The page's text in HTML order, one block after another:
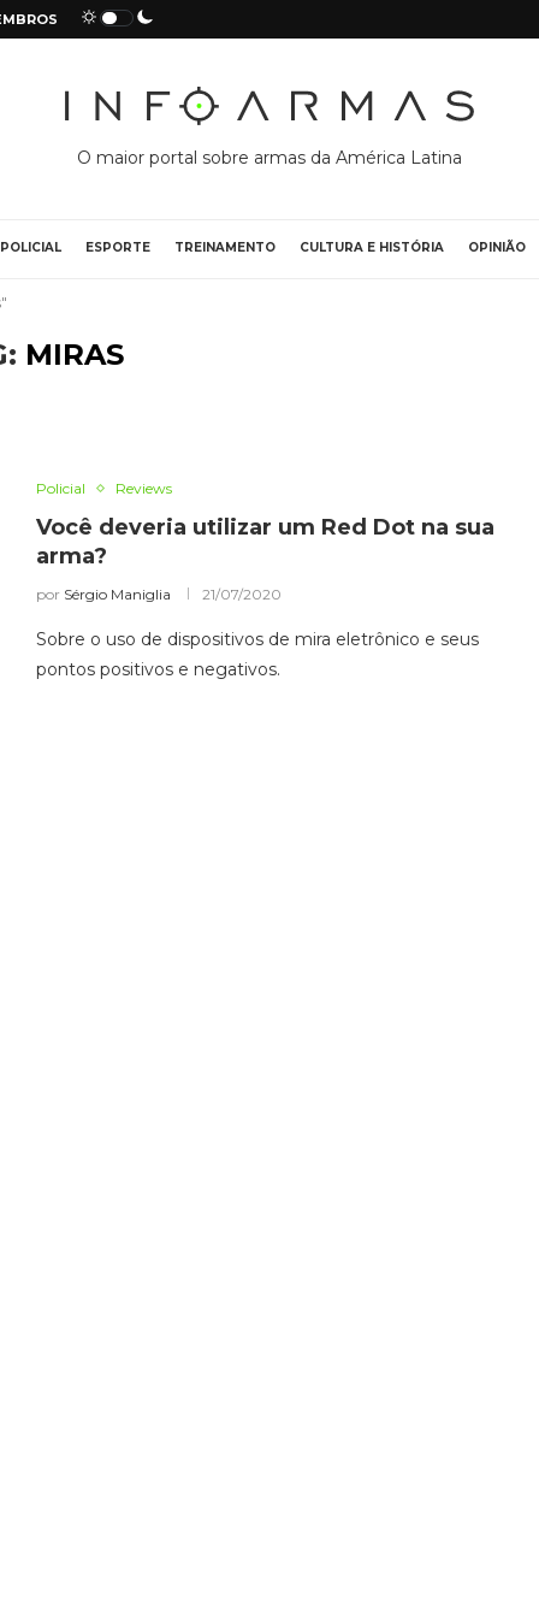
O maior portal sobre armas da América Latina
POLICIAL ESPORTE TREINAMENTO CULTURA E HISTÓRIA OPINIÃO
MIRAS
Policial Reviews
Você deveria utilizar um Red Dot na sua
arma?
por Sérgio Maniglia 21/07/2020
Sobre o uso de dispositivos de mira eletrônico e seus
pontos positivos e negativos.